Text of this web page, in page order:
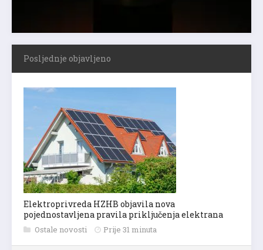
Posljednje objavljeno
Elektroprivreda HZHB objavila nova
pojednostavljena pravila priključenja elektrana
Ostale novosti Prije 31 minuta